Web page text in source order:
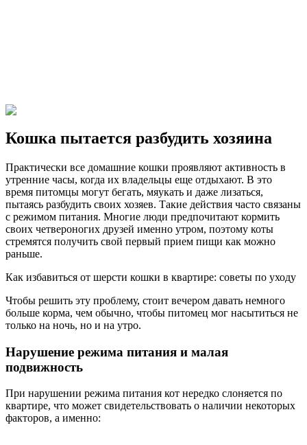
Кошка пытается разбудить хозяина
Практически все домашние кошки проявляют активность в
утренние часы, когда их владельцы еще отдыхают. В это
время питомцы могут бегать, мяукать и даже лизаться,
пытаясь разбудить своих хозяев. Такие действия часто связаны
с режимом питания. Многие люди предпочитают кормить
своих четвероногих друзей именно утром, поэтому коты
стремятся получить свой первый прием пищи как можно
раньше.
Как избавиться от шерсти кошки в квартире: советы по уходу
Чтобы решить эту проблему, стоит вечером давать немного
больше корма, чем обычно, чтобы питомец мог насытиться не
только на ночь, но и на утро.
Нарушение режима питания и малая
подвижность
При нарушении режима питания кот нередко слоняется по
квартире, что может свидетельствовать о наличии некоторых
факторов, а именно: